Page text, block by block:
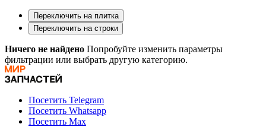
Переключить на плитка
Переключить на строки
Ничего не найдено Попробуйте изменить параметры
фильтрации или выбрать другую категорию.
Посетить Telegram
Посетить Whatsapp
Посетить Max